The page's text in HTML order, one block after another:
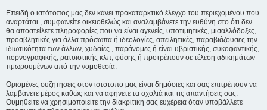
Επειδή ο ιστότοπος μας δεν κάνει προκαταρκτικό έλεγχο του περιεχομένου που
αναρτάται , συμφωνείτε οικειοθελώς και αναλαμβάνετε την ευθύνη στο ότι δεν
θα αποστείλετε πληροφορίες που να είναι αγενείς, υποτιμητικές, μισαλλόδοξες,
προσβλητικές για άλλα πρόσωπα ή ιδεολογίες, απειλητικές, παραβιάζουσες την
ιδιωτικότητα των άλλων, χυδαίες , παράνομες ή είναι υβριστικής, συκοφαντικής,
πορνογραφικής, ρατσιστικής κλπ, φύσης ή προτρέπουν σε τέλεση αδικημάτων
τιμωρουμένων από την νομοθεσία.
Ορισμένες συζητήσεις στον ιστότοπο μας είναι δημόσιες και σας επιτρέπουν να
λαμβάνετε μέρος καθώς και να αφήνετε τα σχόλιά και τις απαντήσεις σας.
Θυμηθείτε να χρησιμοποιείτε την διακριτική σας ευχέρεια όταν υποβάλλετε